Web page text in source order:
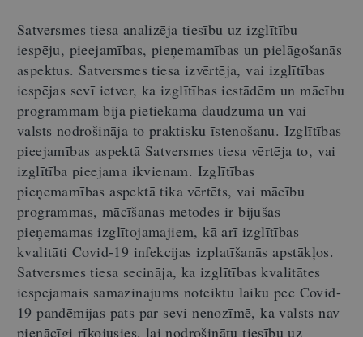
Satversmes tiesa analizēja tiesību uz izglītību
iespēju, pieejamības, pieņemamības un pielāgošanās
aspektus. Satversmes tiesa izvērtēja, vai izglītības
iespējas sevī ietver, ka izglītības iestādēm un mācību
programmām bija pietiekamā daudzumā un vai
valsts nodrošināja to praktisku īstenošanu. Izglītības
pieejamības aspektā Satversmes tiesa vērtēja to, vai
izglītība pieejama ikvienam. Izglītības
pieņemamības aspektā tika vērtēts, vai mācību
programmas, mācīšanas metodes ir bijušas
pieņemamas izglītojamajiem, kā arī izglītības
kvalitāti Covid-19 infekcijas izplatīšanās apstākļos.
Satversmes tiesa secināja, ka izglītības kvalitātes
iespējamais samazinājums noteiktu laiku pēc Covid-
19 pandēmijas pats par sevi nenozīmē, ka valsts nav
pienācīgi rīkojusies, lai nodrošinātu tiesību uz